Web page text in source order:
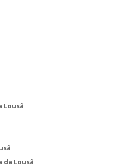
Lousã
da Lousã